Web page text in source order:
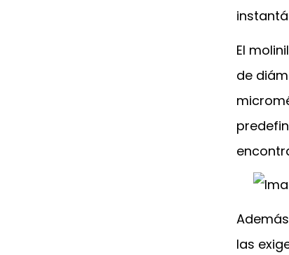
El
de
las